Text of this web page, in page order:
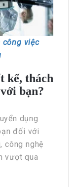
công việc
kế, thách
bạn?
dụng
đối với
công nghệ
vượt qua